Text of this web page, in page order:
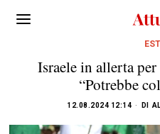
Israele in allerta
“Potrebbe
12.08.2024 12:14 DI